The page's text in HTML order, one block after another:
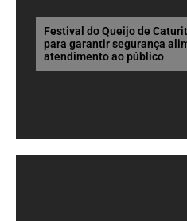
Festival do Queijo de
para garantir segurança
atendimento ao público